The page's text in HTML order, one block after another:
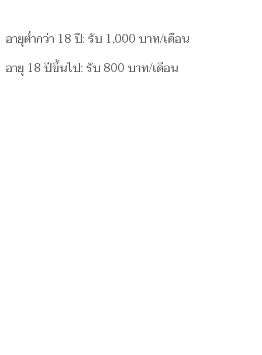
อายุต่ำกว่า 18 ปี: รับ 1,000 บาท/เดือน
อายุ 18 ปีขึ้นไป: รับ 800 บาท/เดือน